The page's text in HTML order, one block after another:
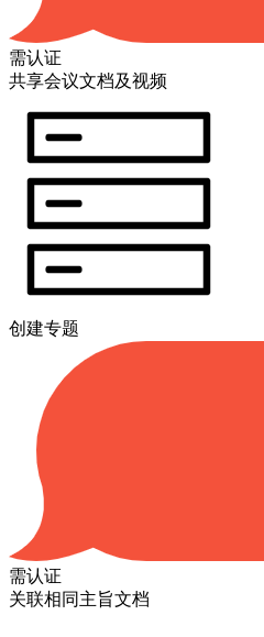
需认证
共享会议文档及视频
创建专题
需认证
关联相同主旨文档